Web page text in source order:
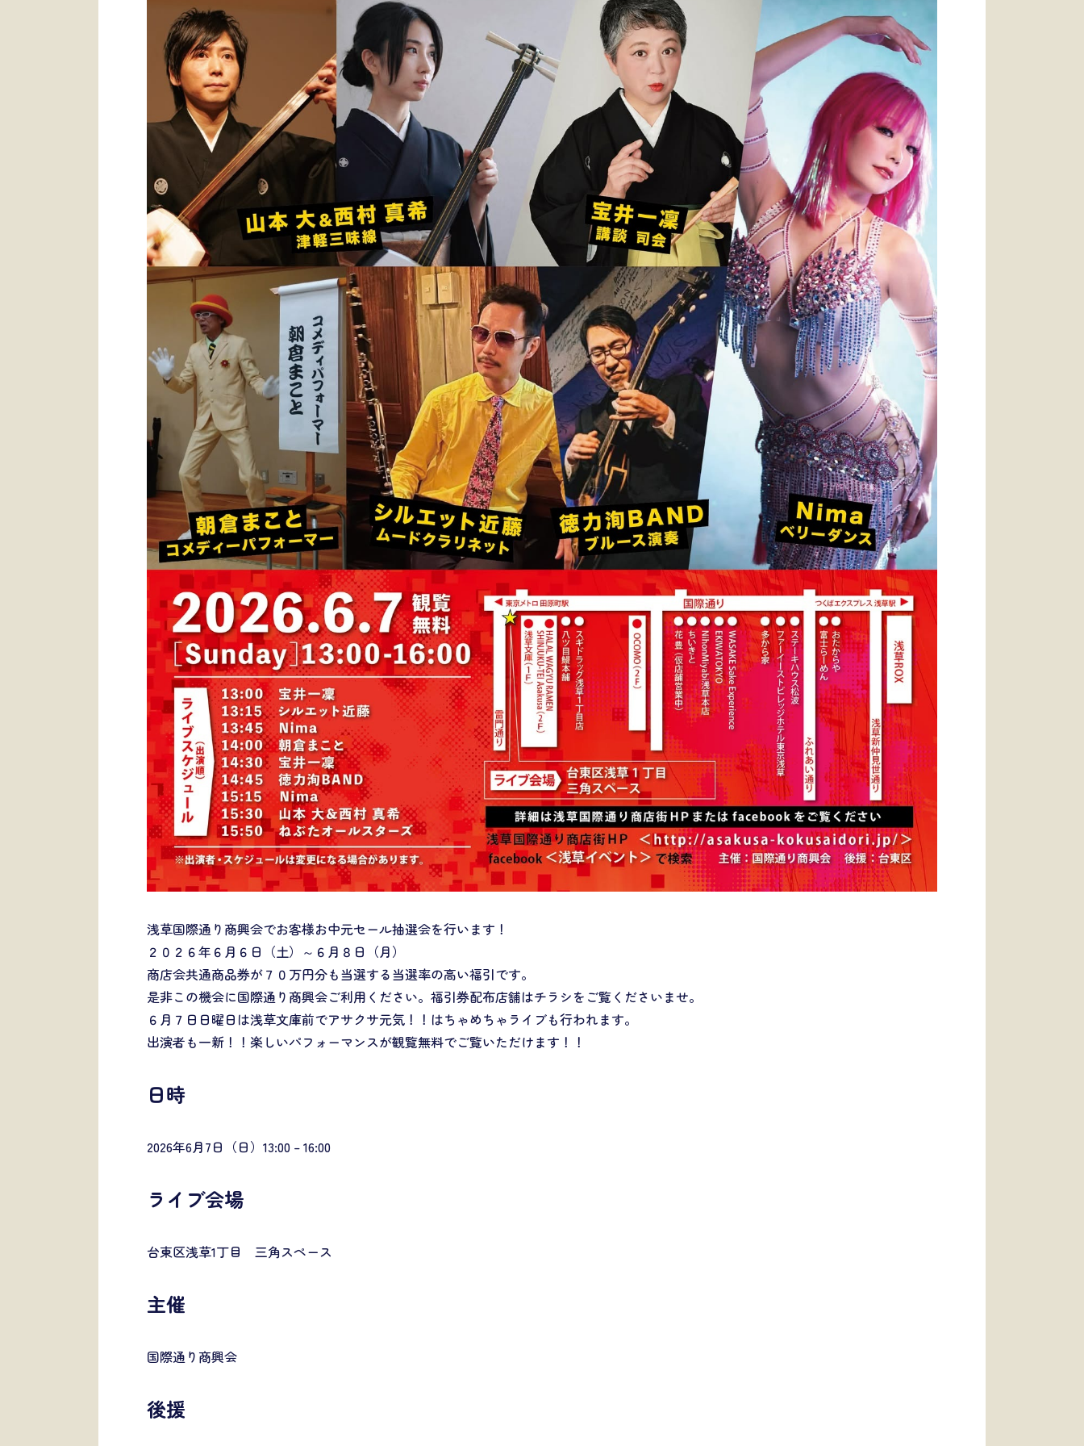
浅草国際通り商興会でお客様お中元セール抽選会を行います！
２０２６年６月６日（土）～６月８日（月）
商店会共通商品券が７０万円分も当選する当選率の高い福引です。
是非この機会に国際通り商興会ご利用ください。福引券配布店舗はチラシをご覧くださいませ。
６月７日日曜日は浅草文庫前でアサクサ元気！！はちゃめちゃライブも行われます。
出演者も一新！！楽しいパフォーマンスが観覧無料でご覧いただけます！！
日時
2026年6月7日（日）13:00 – 16:00
ライブ会場
台東区浅草1丁目 三角スペース
主催
国際通り商興会
後援